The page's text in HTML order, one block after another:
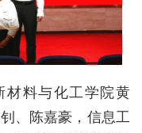
材料与化工学院黄
、陈嘉豪，信息工